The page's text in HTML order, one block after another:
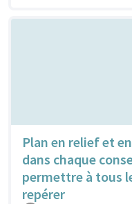
Plan en relief et
dans chaque
permettre à tous
repérer